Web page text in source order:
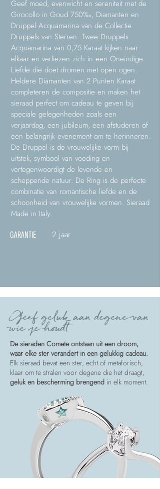
Geef moed, evenwicht en sereniteit met de
Girocollo in Goud 750‰, Diamanten en
Druppel Acquamarina van de Collectie
Druppels van Sterren. Twee Druppels
Acquamarina van 0,75 Karaat kijken naar
elkaar en verliezen zich in een Oneindige
Liefde die doet dromen met open ogen.
Heldere Diamanten van 2 Punten Karaat
completeren de compositie en maken het
sieraad perfect om cadeau te geven bij
speciale gelegenheden zoals een
verjaardag, een jubileum, een afstuderen of
een belangrijk evenement om te herinneren.
De Druppel is de vrouwelijke vorm bij
uitstek, symbool van voeding en
vertegenwoordigt de levende en
scheppende natuur. De Ring is de perfecte
combinatie van romantische liefde en de
schoonheid van vrouwelijke vormen. Sieraad
Made in Italy.
GARANTIE 2 jaar
Geef geluk aan degene van
wie je houdt
De sieraden Comete ontstaan uit een droom,
waar elke ster verandert in een gelukkig cadeau.
Elk sieraad bevat een ster, echt of metaforisch,
klaar om te stralen voor degene die het draagt,
geluk en bescherming brengend in elk moment.